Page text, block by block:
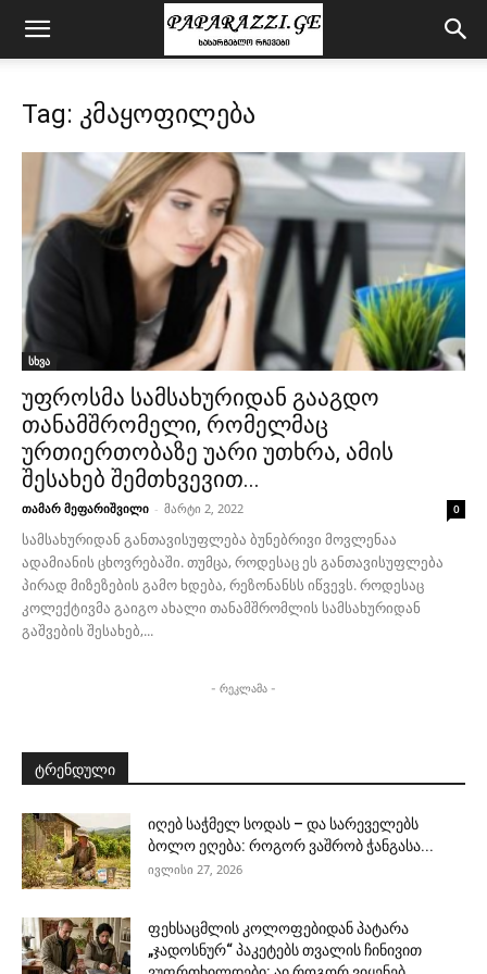
Tag: კმაყოფილება
სხვა
უფროსმა სამსახურიდან გააგდო
თანამშრომელი, რომელმაც
ურთიერთობაზე უარი უთხრა, ამის
შესახებ შემთხვევით...
თამარ მეფარიშვილი - მარტი 2, 2022 0
სამსახურიდან განთავისუფლება ბუნებრივი მოვლენაა
ადამიანის ცხოვრებაში. თუმცა, როდესაც ეს განთავისუფლება
პირად მიზეზების გამო ხდება, რეზონანსს იწვევს. როდესაც
კოლექტივმა გაიგო ახალი თანამშრომლის სამსახურიდან
გაშვების შესახებ,...
- რეკლამა -
ტრენდული
იღებ საჭმელ სოდას – და სარეველებს
ბოლო ეღება: როგორ ვაშრობ ჭანგასა...
ივლისი 27, 2026
ფეხსაცმლის კოლოფებიდან პატარა
„ჯადოსნურ“ პაკეტებს თვალის ჩინივით